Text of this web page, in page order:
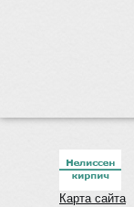
Карта сайта